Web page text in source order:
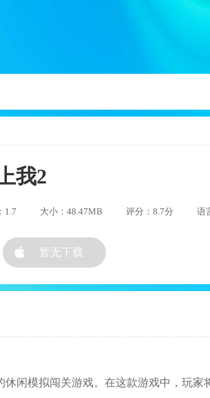
我2
1.7 大小：48.47MB 评分：8.7分 语
休闲模拟闯关游戏。在这款游戏中，玩家